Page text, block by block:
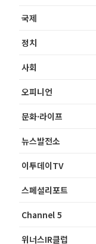
국제
정치
사회
오피니언
문화·라이프
뉴스발전소
이투데이TV
스페셜리포트
Channel 5
위너스IR클럽